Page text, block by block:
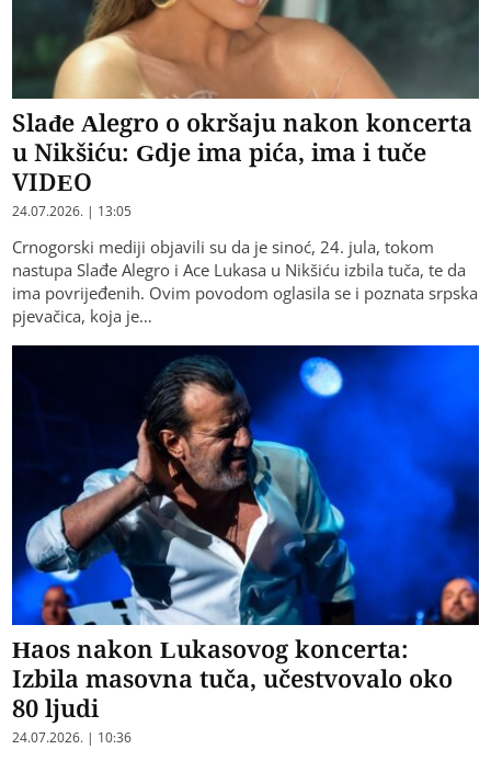
Slađe Alegro o okršaju nakon koncerta
u Nikšiću: Gdje ima pića, ima i tuče
VIDEO
24.07.2026. | 13:05
Crnogorski mediji objavili su da je sinoć, 24. jula, tokom
nastupa Slađe Alegro i Ace Lukasa u Nikšiću izbila tuča, te da
ima povrijeđenih. Ovim povodom oglasila se i poznata srpska
pjevačica, koja je…
Haos nakon Lukasovog koncerta:
Izbila masovna tuča, učestvovalo oko
80 ljudi
24.07.2026. | 10:36